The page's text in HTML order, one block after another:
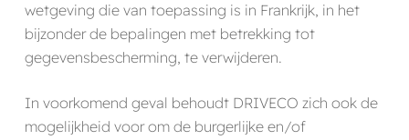
wetgeving die van toepassing is in Frankrijk, in het
bijzonder de bepalingen met betrekking tot
gegevensbescherming, te verwijderen.
In voorkomend geval behoudt DRIVECO zich ook de
mogelijkheid voor om de burgerlijke en/of